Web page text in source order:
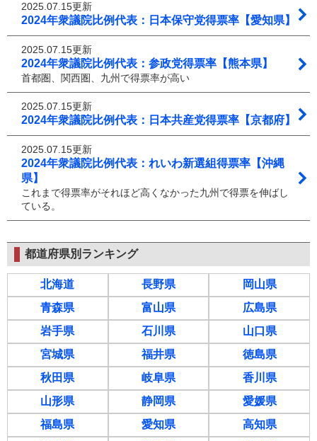
2025.07.15更新
2024年衆議院比例代表：日本保守党得票率【愛知県】
2025.07.15更新
2024年衆議院比例代表：参政党得票率【熊本県】
首都圏、関西圏、九州で得票率が高い
2025.07.15更新
2024年衆議院比例代表：日本共産党得票率【京都府】
2025.07.15更新
2024年衆議院比例代表：れいわ新選組得票率【沖縄
県】
これまで得票率がそれほど高くなかった九州で得票を伸ばし
ている。
都道府県別ランキング
北海道
青森県
岩手県
宮城県
秋田県
山形県
福島県
長野県
富山県
石川県
福井県
岐阜県
静岡県
愛知県
岡山県
広島県
山口県
徳島県
香川県
愛媛県
高知県